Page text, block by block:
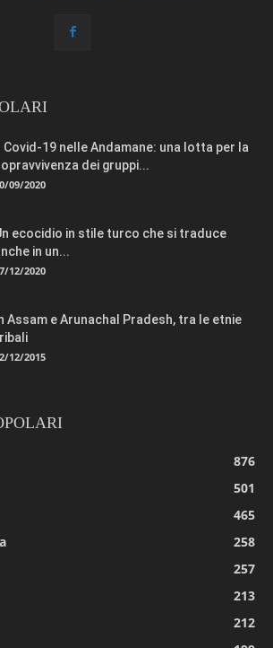
Il Covid-19 nelle Andamane: una lotta per la
dei gruppi...
09/2020
ecocidio in stile turco che si traduce
in un...
12/2020
Assam e Arunachal Pradesh, tra le etnie
12/2015
876
501
465
258
257
213
212